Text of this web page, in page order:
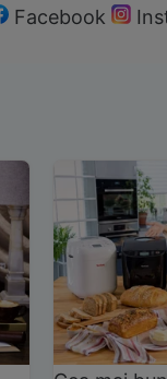
Facebook